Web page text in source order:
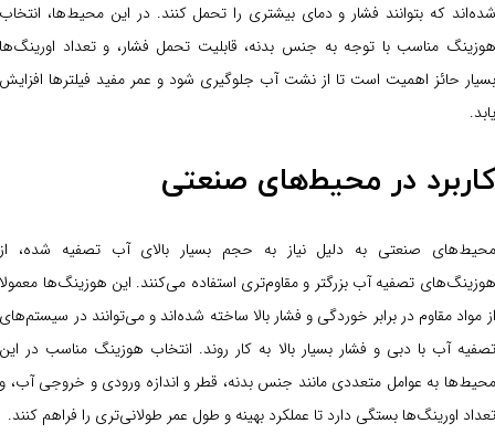
شده‌اند که بتوانند فشار و دمای بیشتری را تحمل کنند. در این محیط‌ها، انتخاب
هوزینگ مناسب با توجه به جنس بدنه، قابلیت تحمل فشار، و تعداد اورینگ‌ها
بسیار حائز اهمیت است تا از نشت آب جلوگیری شود و عمر مفید فیلترها افزایش
یابد.
کاربرد در محیط‌های صنعتی
محیط‌های صنعتی به دلیل نیاز به حجم بسیار بالای آب تصفیه شده، از
هوزینگ‌های تصفیه آب بزرگتر و مقاوم‌تری استفاده می‌کنند. این هوزینگ‌ها معمولا
از مواد مقاوم در برابر خوردگی و فشار بالا ساخته شده‌اند و می‌توانند در سیستم‌های
تصفیه آب با دبی و فشار بسیار بالا به کار روند. انتخاب هوزینگ مناسب در این
محیط‌ها به عوامل متعددی مانند جنس بدنه، قطر و اندازه ورودی و خروجی آب، و
تعداد اورینگ‌ها بستگی دارد تا عملکرد بهینه و طول عمر طولانی‌تری را فراهم کنند.